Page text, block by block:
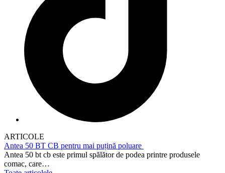
ARTICOLE
Antea 50 BT CB pentru mai puțină poluare
Antea 50 bt cb este primul spălător de podea printre produsele
comac, care…